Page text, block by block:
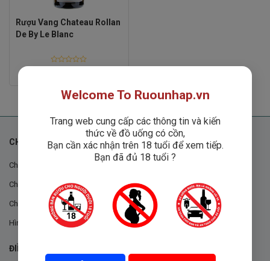
Rượu Vang Chateau Rollan
De By Le Blanc
CHÍNH SÁCH
Chính sách chung
Chính sách đổi trả
Chính sách mua hàng
Hình thức thanh toán
ĐIỀU KHOẢN VÀ CHÍNH SÁCH
Welcome To Ruounhap.vn
Trang web cung cấp các thông tin và kiến
thức về đồ uống có cồn,
Bạn cần xác nhận trên 18 tuổi để xem tiếp.
Bạn đã đủ 18 tuổi ?